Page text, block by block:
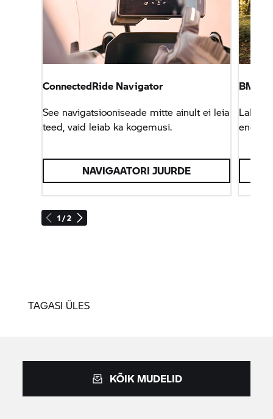
1 / 2
ConnectedRide Navigator
See navigatsiooniseade mitte ainult ei leia
teed, vaid leiab ka kogemusi.
NAVIGAATORI JUURDE
BMW
Lahku
TAGASI ÜLES
KÕIK MUDELID